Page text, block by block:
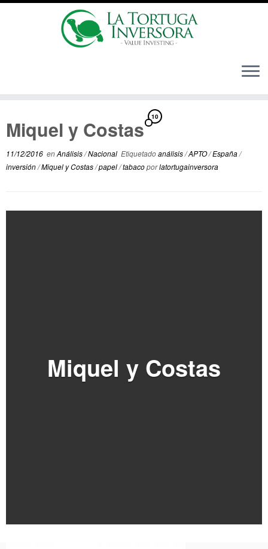
contenido
Miquel y Costas 10
11/12/2016 enAnálisis/Nacional Etiquetadoanálisis/APTO/España/
inversión/Miquel y Costas/papel/tabacoporlatortugainversora
Miquel y Costas